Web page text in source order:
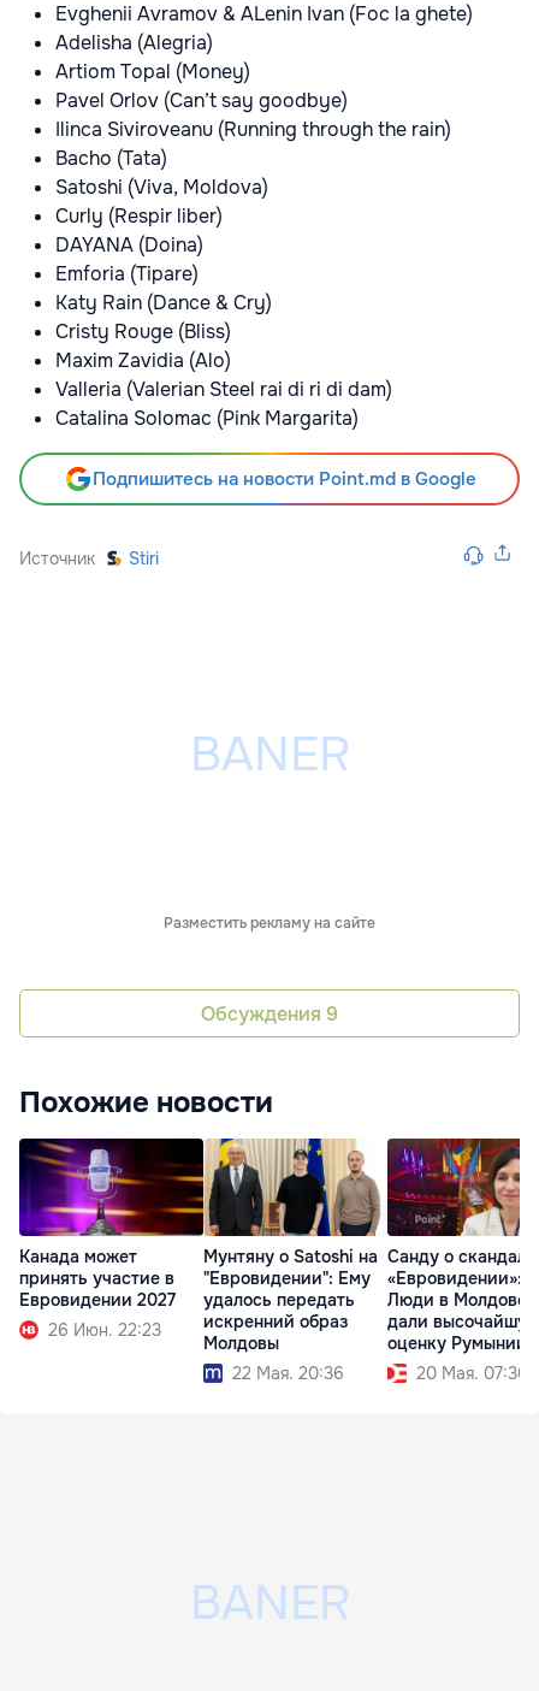
Evghenii Avramov & ALenin Ivan (Foc la ghete)
Adelisha (Alegria)
Artiom Topal (Money)
Pavel Orlov (Can’t say goodbye)
Ilinca Siviroveanu (Running through the rain)
Bacho (Tata)
Satoshi (Viva, Moldova)
Curly (Respir liber)
DAYANA (Doina)
Emforia (Tipare)
Katy Rain (Dance & Cry)
Cristy Rouge (Bliss)
Maxim Zavidia (Alo)
Valleria (Valerian Steel rai di ri di dam)
Catalina Solomac (Pink Margarita)
Подпишитесь на новости Point.md в Google
Источник Stiri
Разместить рекламу на сайте
Обсуждения 9
Похожие новости
Канада может
принять участие в
Евровидении 2027
26 Июн. 22:23
Мунтяну о Satoshi на
"Евровидении": Ему
удалось передать
искренний образ
Молдовы
22 Мая. 20:36
Санду о
«Евровидении»:
Люди в Молдове
дали высочайшую
оценку Румынии
20 Мая. 07:36